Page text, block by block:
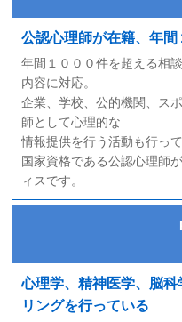
公認心理師が在籍、年間
年間１０００件を超える相
内容に対応。
企業、学校、公的機関、ス
師として心理的な
情報提供を行う活動も行って
国家資格である公認心理師
ィスです。
心理学、精神医学、脳
リングを行っている